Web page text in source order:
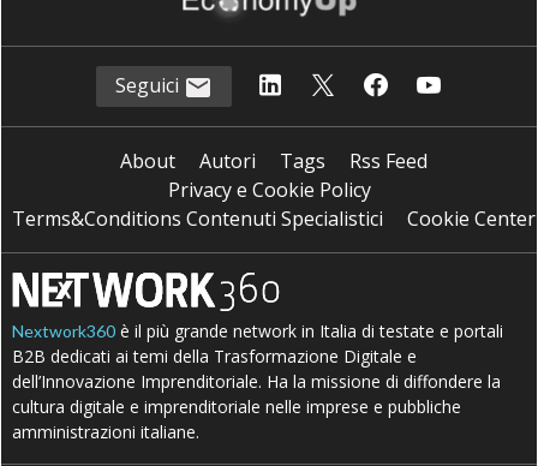
Seguici
About Autori Tags
Rss Feed
Privacy e Cookie Policy
Terms&Conditions Contenuti Specialistici
Cookie Center
Nextwork360 è il più grande network in Italia di testate e portali
B2B dedicati ai temi della Trasformazione Digitale e
dell’Innovazione Imprenditoriale. Ha la missione di diffondere la
cultura digitale e imprenditoriale nelle imprese e pubbliche
amministrazioni italiane.